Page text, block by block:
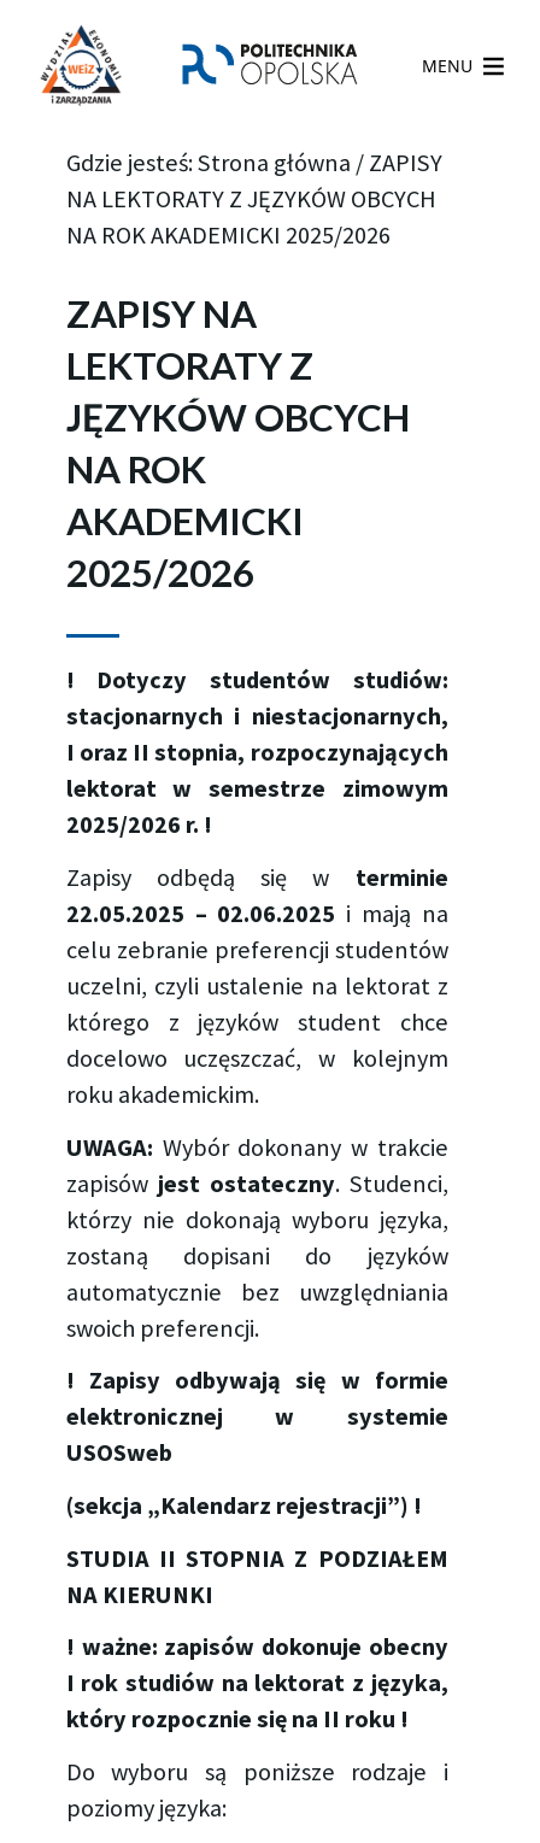
MENU
Gdzie jesteś:Strona główna /ZAPISY
NA LEKTORATY Z JĘZYKÓW OBCYCH
NA ROK AKADEMICKI 2025/2026
ZAPISY NA
LEKTORATY Z
JĘZYKÓW OBCYCH
NA ROK
AKADEMICKI
2025/2026
! Dotyczy studentów studiów:
stacjonarnych i niestacjonarnych,
I oraz II stopnia, rozpoczynających
lektorat w semestrze zimowym
2025/2026 r. !
Zapisy odbędą się w terminie
22.05.2025 – 02.06.2025 i mają na
celu zebranie preferencji studentów
uczelni, czyli ustalenie na lektorat z
którego z języków student chce
docelowo uczęszczać, w kolejnym
roku akademickim.
UWAGA: Wybór dokonany w trakcie
zapisów jest ostateczny. Studenci,
którzy nie dokonają wyboru języka,
zostaną dopisani do języków
automatycznie bez uwzględniania
swoich preferencji.
! Zapisy odbywają się w formie
elektronicznej w systemie
USOSweb
(sekcja „Kalendarz rejestracji”) !
STUDIA II STOPNIA Z PODZIAŁEM
NA KIERUNKI
! ważne: zapisów dokonuje obecny
I rok studiów na lektorat z języka,
który rozpocznie się na II roku !
Do wyboru są poniższe rodzaje i
poziomy języka: